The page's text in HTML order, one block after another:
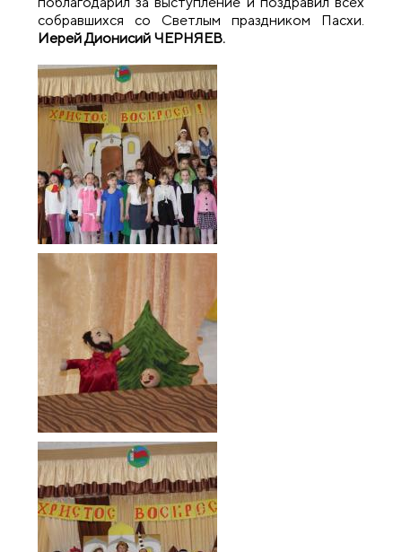
собравшихся со Светлым праздником Пасхи.
Иерей Дионисий ЧЕРНЯЕВ.